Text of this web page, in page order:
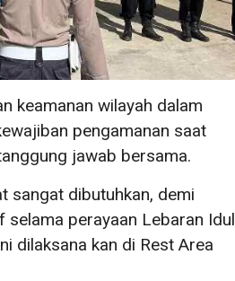
keamanan wilayah dalam
pengamanan saat
jawab bersama.
sangat dibutuhkan, demi
perayaan Lebaran Idul
dilaksana kan di Rest Area